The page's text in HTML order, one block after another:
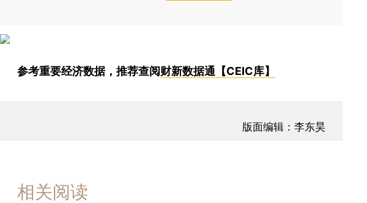
参考重要经济数据，推荐查阅财新数据通【CEIC库】
版面编辑：李东昊
相关阅读